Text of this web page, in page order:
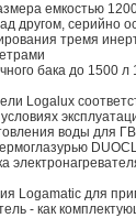
емкостью
другом, серийно
тремя
бака до 1500 л
Logalux
воды для
Logamatic для
- как